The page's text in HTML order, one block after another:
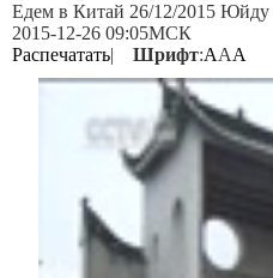
Едем в Китай 26/12/2015 Юйду
2015-12-26 09:05МСК
Распечатать| Шрифт:AAA